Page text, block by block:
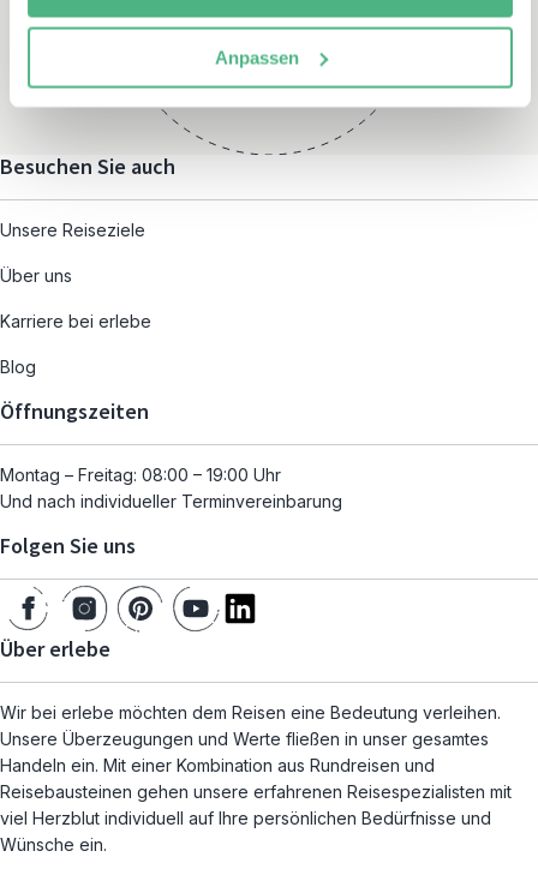
Anpassen
und nach individueller
Terminvereinbarung
Besuchen Sie auch
Unsere Reiseziele
Über uns
Karriere bei erlebe
Blog
Öffnungszeiten
Montag – Freitag: 08:00 – 19:00 Uhr
Und nach individueller Terminvereinbarung
Folgen Sie uns
Über erlebe
Wir bei erlebe möchten dem Reisen eine Bedeutung verleihen.
Unsere Überzeugungen und Werte fließen in unser gesamtes
Handeln ein. Mit einer Kombination aus Rundreisen und
Reisebausteinen gehen unsere erfahrenen Reisespezialisten mit
viel Herzblut individuell auf Ihre persönlichen Bedürfnisse und
Wünsche ein.